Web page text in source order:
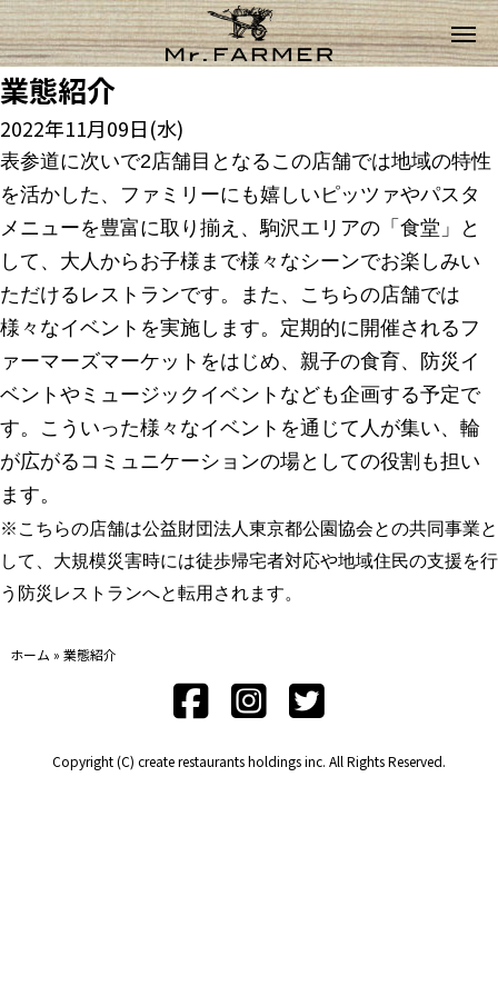
業態紹介
2022年11月09日(水)
表参道に次いで2店舗目となるこの店舗では地域の特性
を活かした、ファミリーにも嬉しいピッツァやパスタ
メニューを豊富に取り揃え、駒沢エリアの「食堂」と
して、大人からお子様まで様々なシーンでお楽しみい
ただけるレストランです。また、こちらの店舗では
様々なイベントを実施します。定期的に開催されるフ
ァーマーズマーケットをはじめ、親子の食育、防災イ
ベントやミュージックイベントなども企画する予定で
す。こういった様々なイベントを通じて人が集い、輪
が広がるコミュニケーションの場としての役割も担い
ます。
※こちらの店舗は公益財団法人東京都公園協会との共同事業と
して、大規模災害時には徒歩帰宅者対応や地域住民の支援を行
う防災レストランへと転用されます。
ホーム »業態紹介
Copyright (C) create restaurants holdings inc. All Rights Reserved.